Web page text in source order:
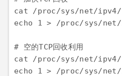
cat /proc/sys/net/ipv4/
echo 1 > /proc/sys/
# 空的TCP回收利用
cat /proc/sys/net/ipv4/
echo 1 > /proc/sys/net/